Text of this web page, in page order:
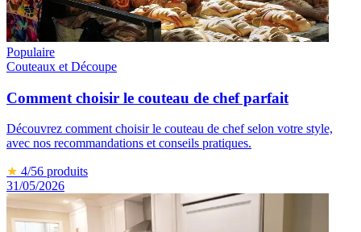
Populaire
Couteaux et Découpe
Comment choisir le couteau de chef parfait
Découvrez comment choisir le couteau de chef selon votre style,
avec nos recommandations et conseils pratiques.
★ 4/56 produits
31/05/2026